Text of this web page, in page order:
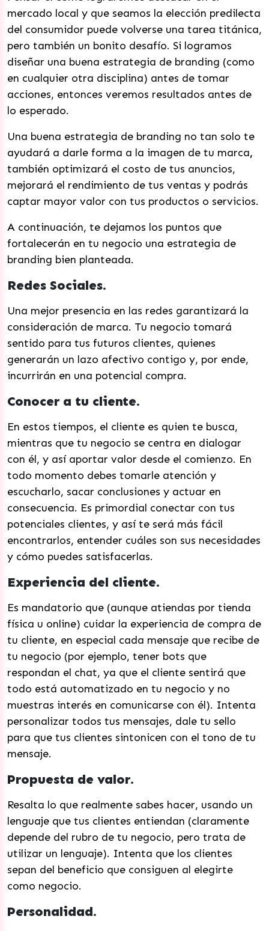
mercado local y que seamos la elección predilecta
del consumidor puede volverse una tarea titánica,
pero también un bonito desafío. Si logramos
diseñar una buena estrategia de branding (como
en cualquier otra disciplina) antes de tomar
acciones, entonces veremos resultados antes de
lo esperado.
Una buena estrategia de branding no tan solo te
ayudará a darle forma a la imagen de tu marca,
también optimizará el costo de tus anuncios,
mejorará el rendimiento de tus ventas y podrás
captar mayor valor con tus productos o servicios.
A continuación, te dejamos los puntos que
fortalecerán en tu negocio una estrategia de
branding bien planteada.
Redes Sociales.
Una mejor presencia en las redes garantizará la
consideración de marca. Tu negocio tomará
sentido para tus futuros clientes, quienes
generarán un lazo afectivo contigo y, por ende,
incurrirán en una potencial compra.
Conocer a tu cliente.
En estos tiempos, el cliente es quien te busca,
mientras que tu negocio se centra en dialogar
con él, y así aportar valor desde el comienzo. En
todo momento debes tomarle atención y
escucharlo, sacar conclusiones y actuar en
consecuencia. Es primordial conectar con tus
potenciales clientes, y así te será más fácil
encontrarlos, entender cuáles son sus necesidades
y cómo puedes satisfacerlas.
Experiencia del cliente.
Es mandatorio que (aunque atiendas por tienda
física u online) cuidar la experiencia de compra de
tu cliente, en especial cada mensaje que recibe de
tu negocio (por ejemplo, tener bots que
respondan el chat, ya que el cliente sentirá que
todo está automatizado en tu negocio y no
muestras interés en comunicarse con él). Intenta
personalizar todos tus mensajes, dale tu sello
para que tus clientes sintonicen con el tono de tu
mensaje.
Propuesta de valor.
Resalta lo que realmente sabes hacer, usando un
lenguaje que tus clientes entiendan (claramente
depende del rubro de tu negocio, pero trata de
utilizar un lenguaje). Intenta que los clientes
sepan del beneficio que consiguen al elegirte
como negocio.
Personalidad.